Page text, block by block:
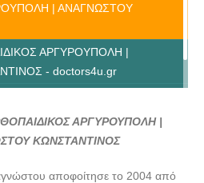
| ΑΝΑΓΝΩΣΤΟΥ
ΑΡΓΥΡΟΥΠΟΛΗ |
- doctors4u.gr
- doctors4u.grΑΡΓΥΡΟΥΠΟΛΗ |
ΚΩΝΣΤΑΝΤΙΝΟΣ
αποφοίτησε το 2004 από